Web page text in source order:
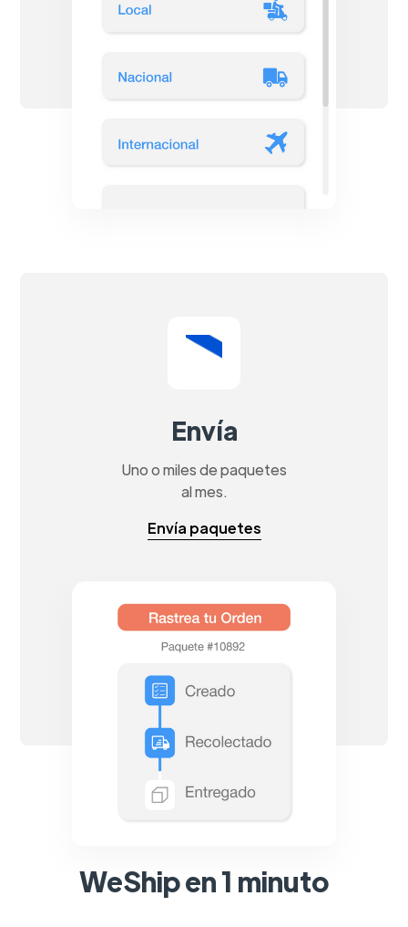
Envía
Uno o miles de paquetes
al mes.
Envía paquetes
WeShip en 1 minuto